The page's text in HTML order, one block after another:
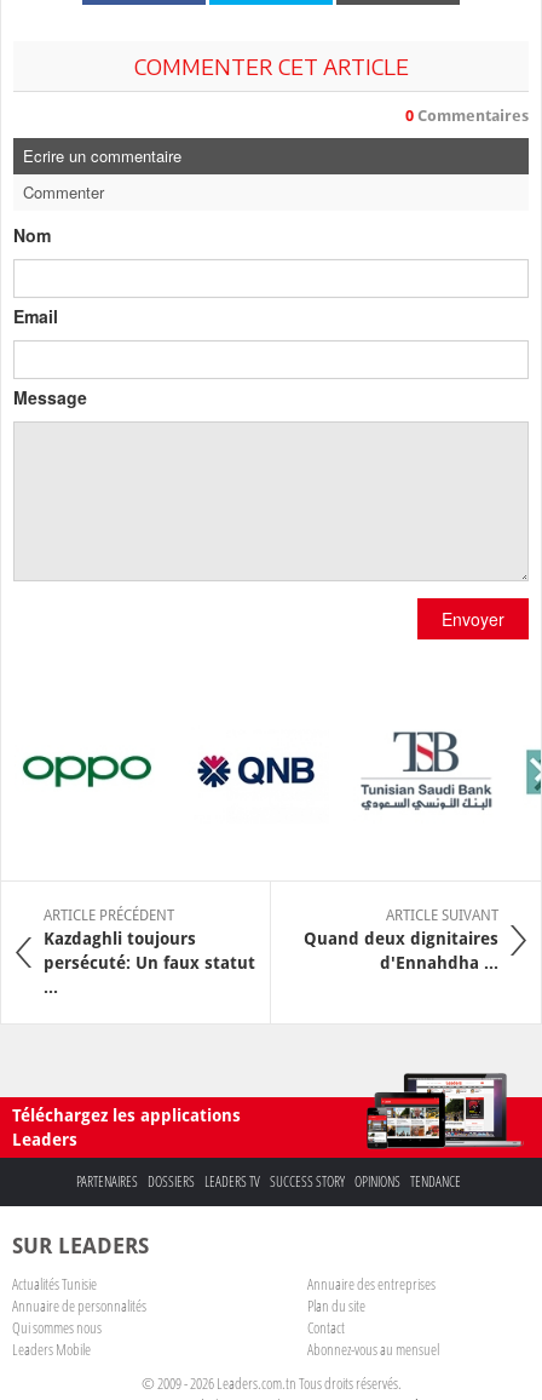
COMMENTER CET ARTICLE
0 Commentaires
Ecrire un commentaire
Commenter
Nom
Email
Message
Envoyer
ARTICLE PRÉCÉDENT
Kazdaghli toujours
persécuté: Un faux statut
...
ARTICLE SUIVANT
Quand deux dignitaires
d'Ennahdha ...
Téléchargez les applications
Leaders
PARTENAIRES DOSSIERS LEADERS TV SUCCESS STORY OPINIONS TENDANCE
SUR LEADERS
Actualités Tunisie
Annuaire des entreprises
Annuaire de personnalités
Plan du site
Qui sommes nous
Contact
Leaders Mobile
Abonnez-vous au mensuel
© 2009 - 2026 Leaders.com.tn Tous droits réservés.